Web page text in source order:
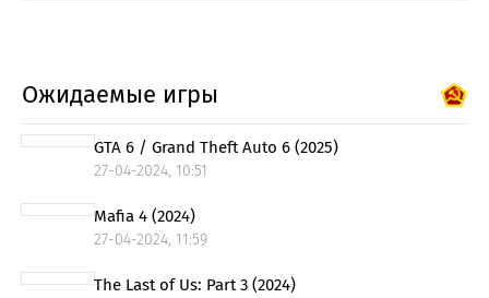
Ожидаемые игры
GTA 6 / Grand Theft Auto 6 (2025)
27-04-2024, 10:51
Mafia 4 (2024)
27-04-2024, 11:59
The Last of Us: Part 3 (2024)